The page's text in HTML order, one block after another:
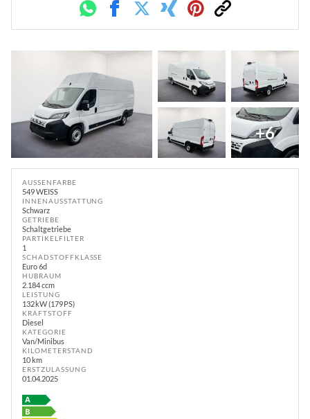
WhatsappFacebookTwitterXing PinterestLink
+6
AUSSENFARBE
549 WEISS
INNENAUSSTATTUNG
Schwarz
GETRIEBE
Schaltgetriebe
PARTIKELFILTER
1
SCHADSTOFFKLASSE
Euro 6d
HUBRAUM
2.184 ccm
LEISTUNG
132 kW (179 PS)
KRAFTSTOFF
Diesel
KATEGORIE
Van/Minibus
KILOMETERSTAND
10 km
ERSTZULASSUNG
01.04.2025